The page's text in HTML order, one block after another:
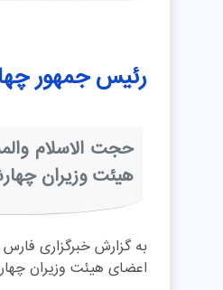
رئیس جمهور
حجت الاسلام
هیئت وزیران
به گزارش خبرگزاری
اعضای هیئت وزیران